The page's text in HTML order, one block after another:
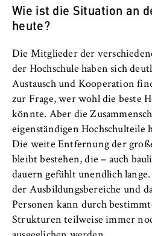
Wie ist die Situation an
heute?
Die Mitglieder der
der Hochschule haben sich
Austausch und Kooperation
zur Frage, wer wohl die beste
könnte. Aber die
eigenständigen Hochschulteile
Die weite Entfernung der
bleibt bestehen, die – auch
dauern gefühlt unendlich
der Ausbildungsbereiche und
Personen kann durch
Strukturen teilweise immer